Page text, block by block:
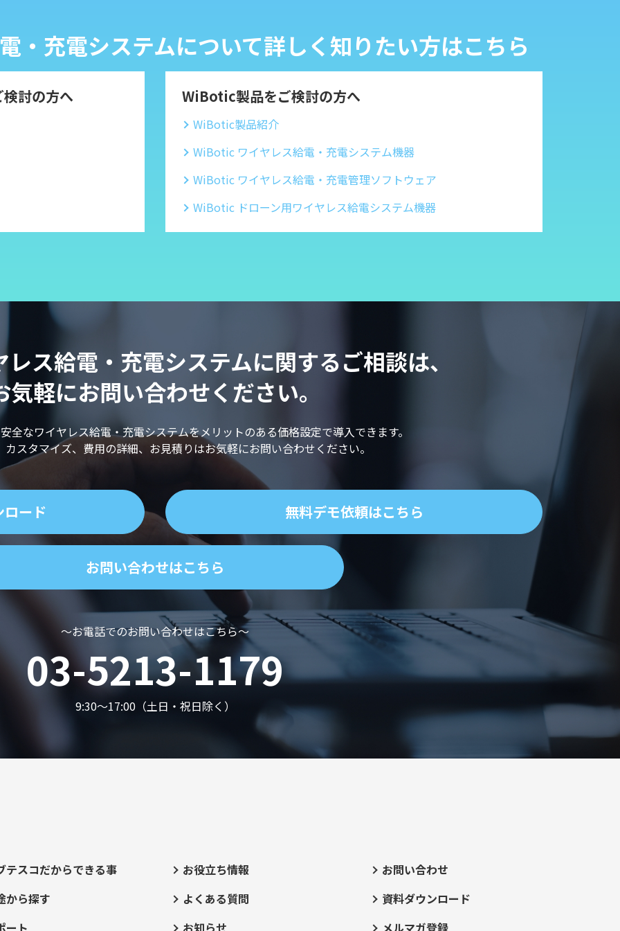
・充電システムについて詳しく知りたい方はこちら
討の方へ WiBotic製品をご検討の方へ
WiBotic製品紹介
WiBotic ワイヤレス給電・充電システム機器
WiBotic ワイヤレス給電・充電管理ソフトウェア
WiBotic ドローン用ワイヤレス給電システム機器
ス給電・充電システムに関するご相談は、
気軽にお問い合わせください。
全なワイヤレス給電・充電システムをメリットのある価格設定で導入できます。
カスタマイズ、費用の詳細、お見積りはお気軽にお問い合わせください。
ード 無料デモ依頼はこちら
お問い合わせはこちら
～お電話でのお問い合わせはこちら～
03-5213-1179
9:30～17:00（土日・祝日除く）
テスコだからできる事
から探す
ート
お役立ち情報
よくある質問
お知らせ
お問い合わせ
資料ダウンロード
メルマガ登録